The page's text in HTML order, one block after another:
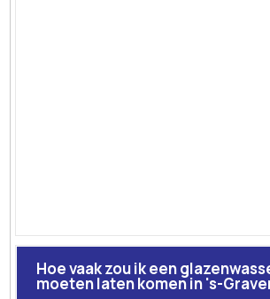
Hoe vaak zou ik een
moeten laten komen in 's-